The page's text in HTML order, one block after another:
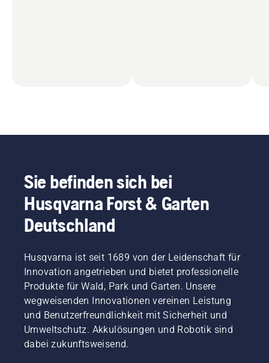
Sie befinden sich bei
Husqvarna Forst & Garten
Deutschland
Husqvarna ist seit 1689 von der Leidenschaft für
Innovation angetrieben und bietet professionelle
Produkte für Wald, Park und Garten. Unsere
wegweisenden Innovationen vereinen Leistung
und Benutzerfreundlichkeit mit Sicherheit und
Umweltschutz. Akkulösungen und Robotik sind
dabei zukunftsweisend.